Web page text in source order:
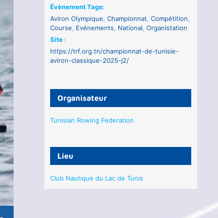
Évènement Tags:
Aviron Olympique,Championnat,Compétition,
Course, Evénements, National,Organistation
Site :
https://trf.org.tn/championnat-de-tunisie-
aviron-classique-2025-j2/
Organisateur
Tunisian Rowing Federation
Lieu
Club Nautique du Lac de Tunis